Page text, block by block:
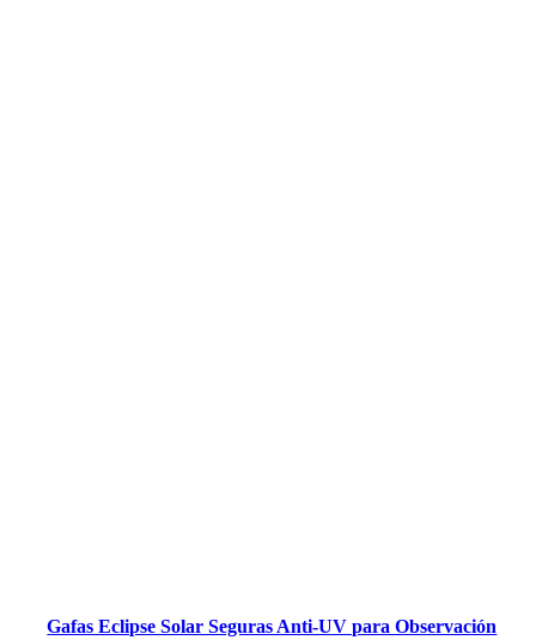
Gafas Eclipse Solar Seguras Anti-UV para Observación